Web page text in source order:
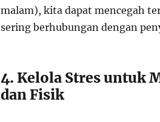
malam), kita dapat mencegah
sering berhubungan dengan
4. Kelola Stres untuk
dan Fisik